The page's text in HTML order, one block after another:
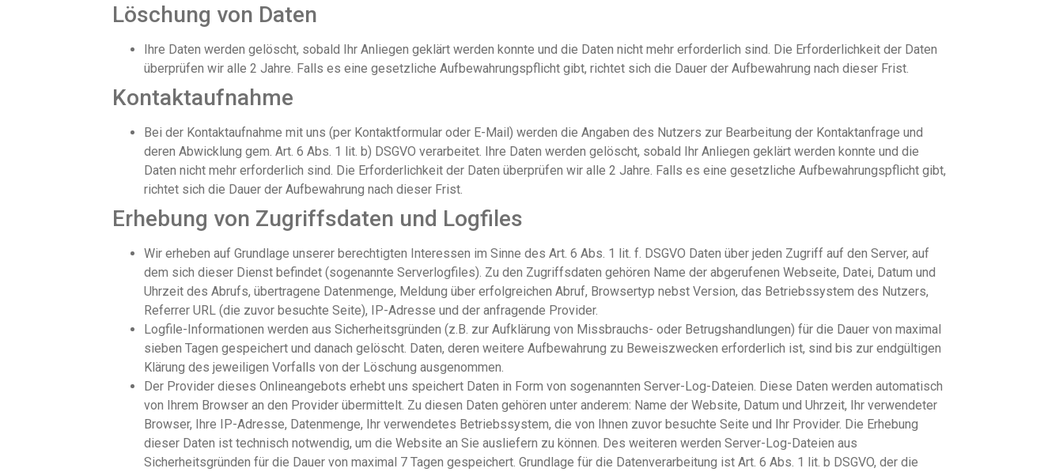
Löschung von Daten
Ihre Daten werden gelöscht, sobald Ihr Anliegen geklärt werden konnte und die Daten nicht mehr erforderlich sind. Die Erforderlichkeit der Daten
überprüfen wir alle 2 Jahre. Falls es eine gesetzliche Aufbewahrungspflicht gibt, richtet sich die Dauer der Aufbewahrung nach dieser Frist.
Kontaktaufnahme
Bei der Kontaktaufnahme mit uns (per Kontaktformular oder E-Mail) werden die Angaben des Nutzers zur Bearbeitung der Kontaktanfrage und
deren Abwicklung gem. Art. 6 Abs. 1 lit. b) DSGVO verarbeitet. Ihre Daten werden gelöscht, sobald Ihr Anliegen geklärt werden konnte und die
Daten nicht mehr erforderlich sind. Die Erforderlichkeit der Daten überprüfen wir alle 2 Jahre. Falls es eine gesetzliche Aufbewahrungspflicht gibt,
richtet sich die Dauer der Aufbewahrung nach dieser Frist.
Erhebung von Zugriffsdaten und Logfiles
Wir erheben auf Grundlage unserer berechtigten Interessen im Sinne des Art. 6 Abs. 1 lit. f. DSGVO Daten über jeden Zugriff auf den Server, auf
dem sich dieser Dienst befindet (sogenannte Serverlogfiles). Zu den Zugriffsdaten gehören Name der abgerufenen Webseite, Datei, Datum und
Uhrzeit des Abrufs, übertragene Datenmenge, Meldung über erfolgreichen Abruf, Browsertyp nebst Version, das Betriebssystem des Nutzers,
Referrer URL (die zuvor besuchte Seite), IP-Adresse und der anfragende Provider.
Logfile-Informationen werden aus Sicherheitsgründen (z.B. zur Aufklärung von Missbrauchs- oder Betrugshandlungen) für die Dauer von maximal
sieben Tagen gespeichert und danach gelöscht. Daten, deren weitere Aufbewahrung zu Beweiszwecken erforderlich ist, sind bis zur endgültigen
Klärung des jeweiligen Vorfalls von der Löschung ausgenommen.
Der Provider dieses Onlineangebots erhebt uns speichert Daten in Form von sogenannten Server-Log-Dateien. Diese Daten werden automatisch
von Ihrem Browser an den Provider übermittelt. Zu diesen Daten gehören unter anderem: Name der Website, Datum und Uhrzeit, Ihr verwendeter
Browser, Ihre IP-Adresse, Datenmenge, Ihr verwendetes Betriebssystem, die von Ihnen zuvor besuchte Seite und Ihr Provider. Die Erhebung
dieser Daten ist technisch notwendig, um die Website an Sie ausliefern zu können. Des weiteren werden Server-Log-Dateien aus
Sicherheitsgründen für die Dauer von maximal 7 Tagen gespeichert. Grundlage für die Datenverarbeitung ist Art. 6 Abs. 1 lit. b DSGVO, der die